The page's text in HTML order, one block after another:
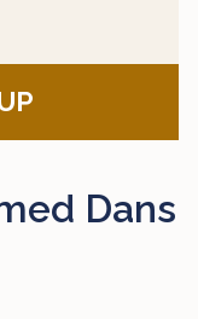
Dans